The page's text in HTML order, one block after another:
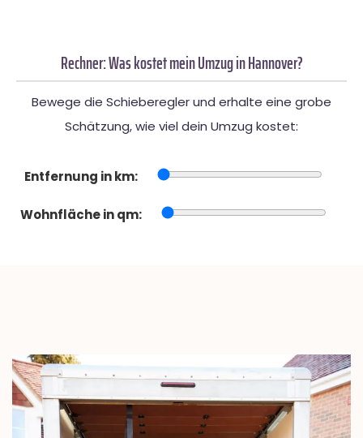
Rechner: Was kostet mein Umzug in Hannover?
Bewege die Schieberegler und erhalte eine grobe
Schätzung, wie viel dein Umzug kostet:
Entfernung in km:
Wohnfläche in qm: